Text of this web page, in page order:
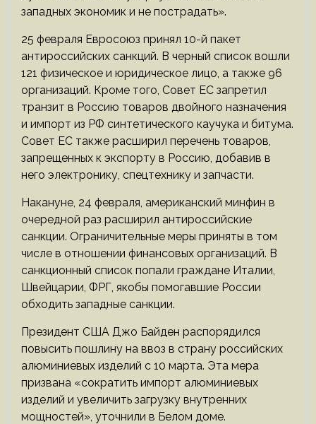
западных экономик и не пострадать».
25 февраля Евросоюз принял 10-й пакет
антироссийских санкций. В черный список вошли
121 физическое и юридическое лицо, а также 96
организаций. Кроме того, Совет ЕС запретил
транзит в Россию товаров двойного назначения
и импорт из РФ синтетического каучука и битума.
Совет ЕС также расширил перечень товаров,
запрещенных к экспорту в Россию, добавив в
него электронику, спецтехнику и запчасти.
Накануне, 24 февраля, американский минфин в
очередной раз расширил антироссийские
санкции. Ограничительные меры приняты в том
числе в отношении финансовых организаций. В
санкционный список попали граждане Италии,
Швейцарии, ФРГ, якобы помогавшие России
обходить западные санкции.
Президент США Джо Байден распорядился
повысить пошлину на ввоз в страну российских
алюминиевых изделий с 10 марта. Эта мера
призвана «сократить импорт алюминиевых
изделий и увеличить загрузку внутренних
мощностей», уточнили в Белом доме.